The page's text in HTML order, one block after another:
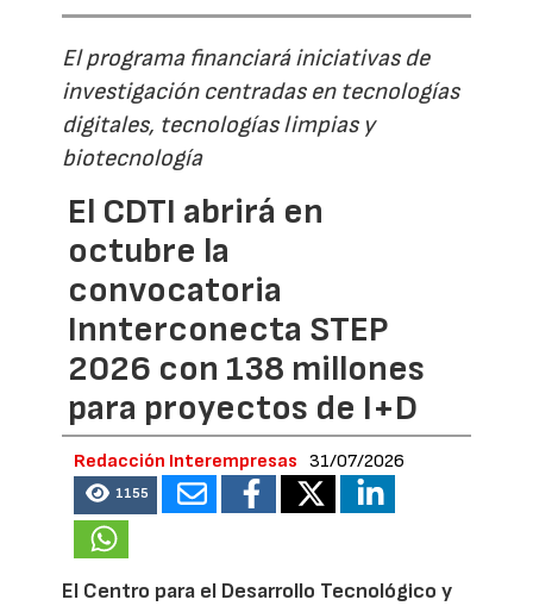
El programa financiará iniciativas de
investigación centradas en tecnologías
digitales, tecnologías limpias y
biotecnología
El CDTI abrirá en
octubre la
convocatoria
Innterconecta STEP
2026 con 138 millones
para proyectos de I+D
Redacción Interempresas 31/07/2026
1155
El Centro para el Desarrollo Tecnológico y